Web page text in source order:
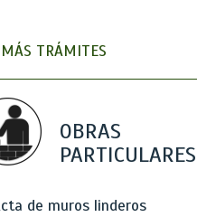
MÁS TRÁMITES
OBRAS
PARTICULARES
de muros linderos